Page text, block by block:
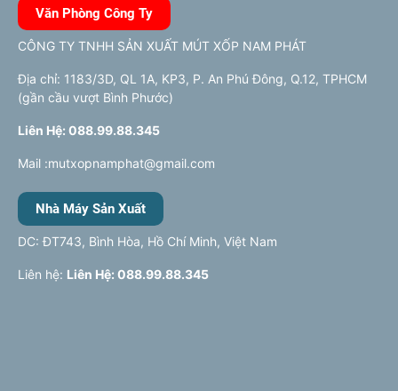
Văn Phòng Công Ty
CÔNG TY TNHH SẢN XUẤT MÚT XỐP NAM PHÁT
Địa chỉ: 1183/3D, QL 1A, KP3, P. An Phú Đông, Q.12, TPHCM
(gần cầu vượt Bình Phước)
Liên Hệ: 088.99.88.345
Mail :mutxopnamphat@gmail.com
Nhà Máy Sản Xuất
DC: ĐT743, Bình Hòa, Hồ Chí Minh, Việt Nam
Liên hệ: Liên Hệ: 088.99.88.345